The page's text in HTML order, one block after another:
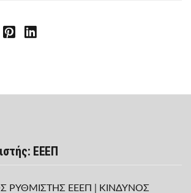
Pinterest LinkedIn
ΕΕΕΠ
ΡΥΘΜΙΣΤΗΣ ΕΕΕΠ | ΚΙΝΔΥΝΟΣ